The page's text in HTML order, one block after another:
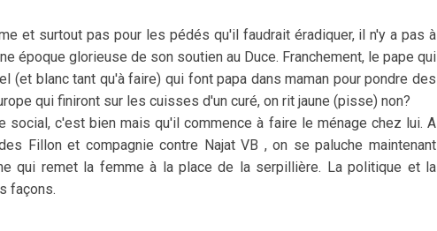
et surtout pas pour les pédés qu'il faudrait éradiquer, il n'y a pas à
époque glorieuse de son soutien au Duce. Franchement, le pape qui
(et blanc tant qu'à faire) qui font papa dans maman pour pondre des
qui finiront sur les cuisses d'un curé, on rit jaune (pisse) non?
social, c'est bien mais qu'il commence à faire le ménage chez lui. A
Fillon et compagnie contre Najat VB , on se paluche maintenant
qui remet la femme à la place de la serpillière. La politique et la
façons.